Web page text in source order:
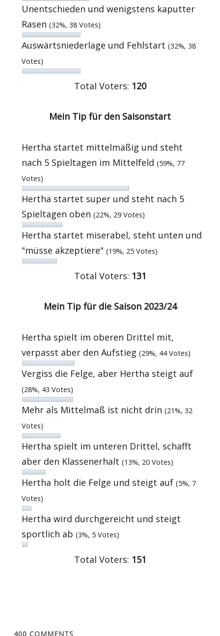
Unentschieden und wenigstens kaputter
Rasen(32%, 38 Votes)
Auswärtsniederlage und Fehlstart(32%, 38
Votes)
Total Voters: 120
Mein Tip für den Saisonstart
Hertha startet mittelmäßig und steht
nach 5 Spieltagen im Mittelfeld(59%, 77
Votes)
Hertha startet super und steht nach 5
Spieltagen oben(22%, 29 Votes)
Hertha startet miserabel, steht unten und
"müsse akzeptiere"(19%, 25 Votes)
Total Voters: 131
Mein Tip für die Saison 2023/24
Hertha spielt im oberen Drittel mit,
verpasst aber den Aufstieg(29%, 44 Votes)
Vergiss die Felge, aber Hertha steigt auf
(28%, 43 Votes)
Mehr als Mittelmaß ist nicht drin(21%, 32
Votes)
Hertha spielt im unteren Drittel, schafft
aber den Klassenerhalt(13%, 20 Votes)
Hertha holt die Felge und steigt auf(5%, 7
Votes)
Hertha wird durchgereicht und steigt
sportlich ab(3%, 5 Votes)
Total Voters: 151
400 COMMENTS